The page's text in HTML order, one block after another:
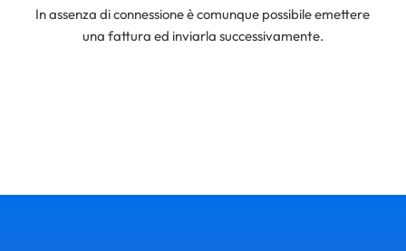
In assenza di connessione è comunque possibile emettere
una fattura ed inviarla successivamente.